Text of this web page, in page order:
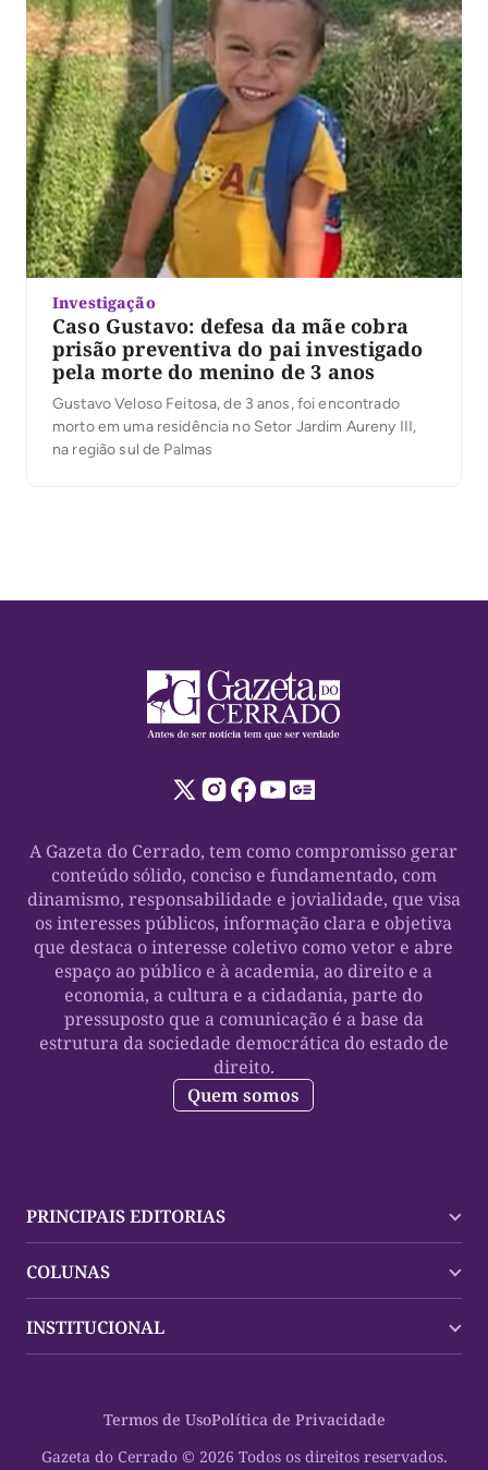
Investigação
Caso Gustavo: defesa da mãe cobra
prisão preventiva do pai investigado
pela morte do menino de 3 anos
Gustavo Veloso Feitosa, de 3 anos, foi encontrado
morto em uma residência no Setor Jardim Aureny III,
na região sul de Palmas
A Gazeta do Cerrado, tem como compromisso gerar
conteúdo sólido, conciso e fundamentado, com
dinamismo, responsabilidade e jovialidade, que visa
os interesses públicos, informação clara e objetiva
que destaca o interesse coletivo como vetor e abre
espaço ao público e à academia, ao direito e a
economia, a cultura e a cidadania, parte do
pressuposto que a comunicação é a base da
estrutura da sociedade democrática do estado de
direito.
Quem somos
PRINCIPAIS EDITORIAS
Palmas
Mundo
Oportunidades
Cultura
COLUNAS
Policial
Planeta Vivo
Espaço Cidadania
INSTITUCIONAL
Gazeta do Cerrado © 2026 Todos os direitos reservados.
Termos de UsoPolítica de Privacidade